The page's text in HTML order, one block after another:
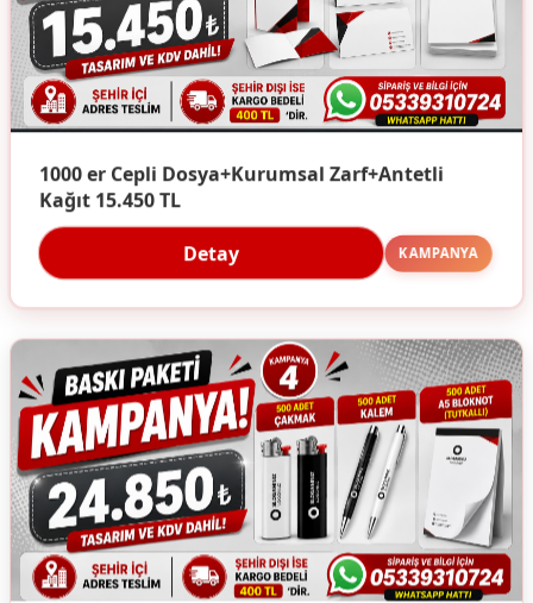
1000 er Cepli Dosya+Kurumsal Zarf+Antetli
Kağıt 15.450 TL
Detay KAMPANYA